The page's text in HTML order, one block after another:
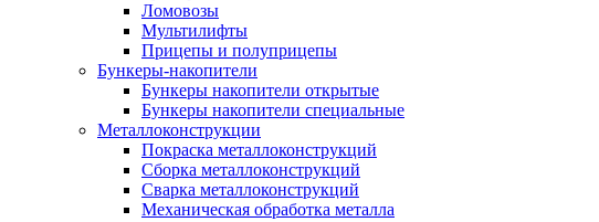
Ломовозы
Мультилифты
Прицепы и полуприцепы
Бункеры-накопители
Бункеры накопители открытые
Бункеры накопители специальные
Металлоконструкции
Покраска металлоконструкций
Сборка металлоконструкций
Сварка металлоконструкций
Механическая обработка металла